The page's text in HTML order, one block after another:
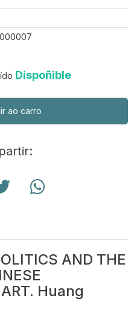
000007
Dispoñible
ao carro
AND THE
Huang